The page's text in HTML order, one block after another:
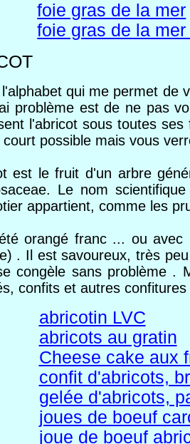
foie gras de la mer
foie gras de la
qui me permet de
problème est de ne pas
l'abricot sous toutes
court possible mais vous
est le fruit d'un arbre
Le nom
appartient, comme les
orangé franc ... ou
. Il est savoureux, très
congèle sans problème .
confits et autres confitures
abricotin LVC
abricots au gratin
Cheese cake aux
confit d'abricots,
gelée d'abricots,
joues de boeuf
joue de boeuf